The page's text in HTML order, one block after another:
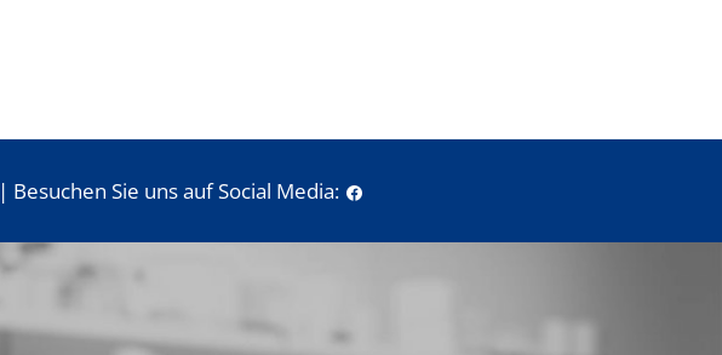
| Besuchen Sie uns auf Social Media: